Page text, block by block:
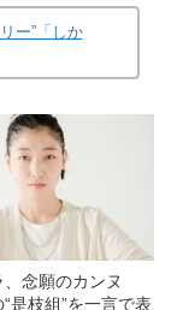
ー”「しか
念願のカンヌ
“是枝組”を一言で表